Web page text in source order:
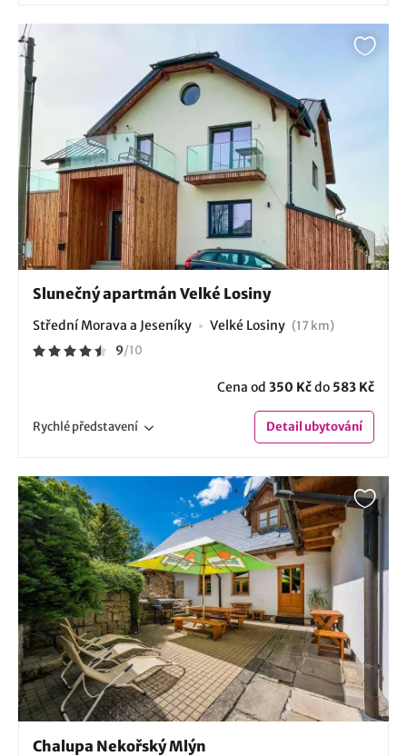
Slunečný apartmán Velké Losiny
Střední Morava a Jeseníky Velké Losiny (17 km)
9/10
Cena od 350 Kčdo 583 Kč
Rychlépředstavení Detailubytování
Chalupa Nekořský Mlýn